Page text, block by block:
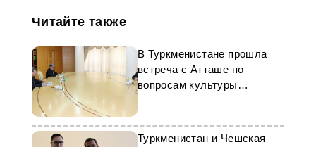
Читайте также
В Туркменистане прошла
встреча с Атташе по
вопросам культуры
Ватикана
Туркменистан и Чешская